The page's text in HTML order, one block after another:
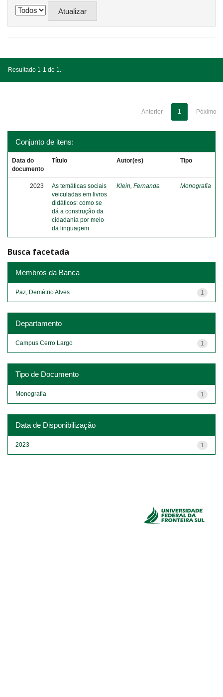
Resultado 1-1 de 1.
Anterior 1 Póximo
Conjunto de itens:
Data do
documento
Título Autor(es) Tipo
2023
As temáticas sociais
veiculadas em livros
didáticos: como se
dá a construção da
cidadania por meio
da linguagem
Klein, Fernanda Monografia
Busca facetada
Membros da Banca
1
Paz, Demétrio Alves
Departamento
1
Campus Cerro Largo
Tipo de Documento
1
Monografia
Data de Disponibilização
1
2023